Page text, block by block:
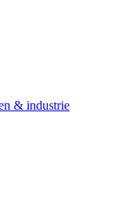
& industrie